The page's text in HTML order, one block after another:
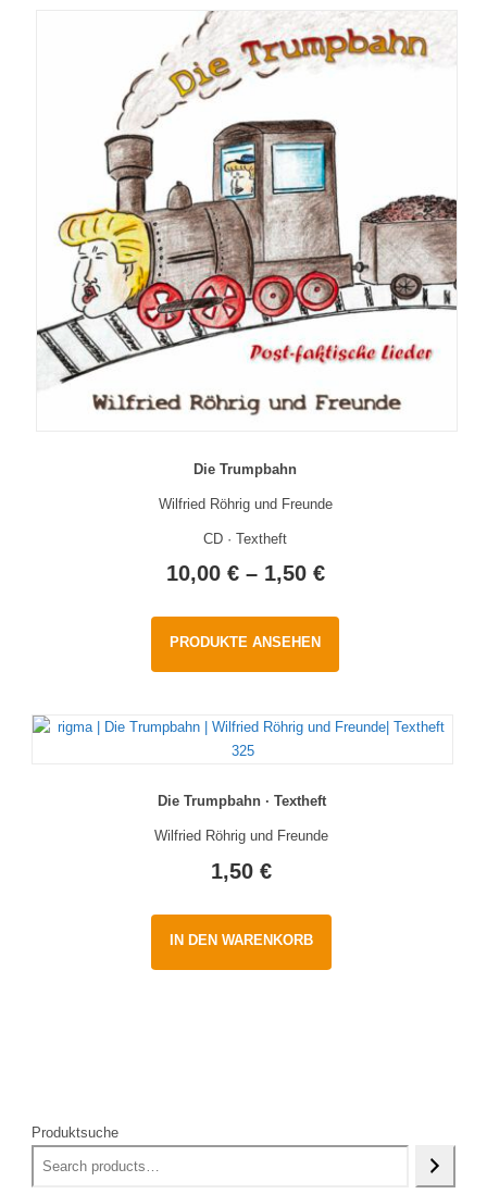
Die Trumpbahn
Wilfried Röhrig und Freunde
CD · Textheft
10,00 €– 1,50 €
PRODUKTE ANSEHEN
Die Trumpbahn · Textheft
Wilfried Röhrig und Freunde
1,50€
IN DEN WARENKORB
Produktsuche